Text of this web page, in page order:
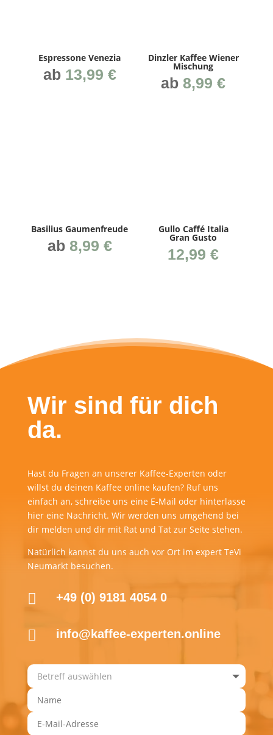
Espres­so­ne Venezia
ab 13,99 €
Dinz­ler Kaffee Wie­ner
Mischung
ab 8,99€
Basi­li­us Gaumenfreude
ab 8,99 €
Gul­lo Caf­fé Ita­lia
Gran Gusto
12,99€
Wir sind für dich
da.
Hast du Fragen an unserer Kaffee-Experten oder
willst du deinen Kaffee online kaufen? Ruf uns
einfach an, schreibe uns eine E-Mail oder hinterlasse
hier eine Nachricht. Wir werden uns umgehend bei
dir melden und dir mit Rat und Tat zur Seite stehen.
Natürlich kannst du uns auch vor Ort im expert TeVi
Neumarkt besuchen.
 +49 (0) 9181 4054 0
 info@kaffee-experten.online